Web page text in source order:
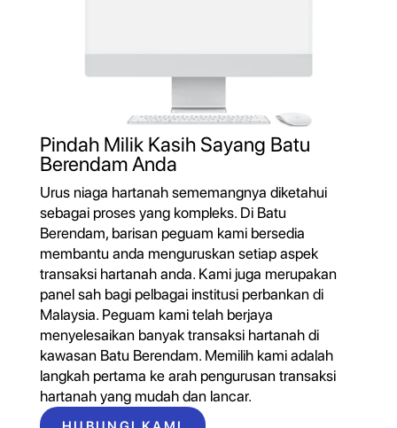
Pindah Milik Kasih Sayang Batu
Berendam Anda
Urus niaga hartanah sememangnya diketahui
sebagai proses yang kompleks. Di Batu
Berendam, barisan peguam kami bersedia
membantu anda menguruskan setiap aspek
transaksi hartanah anda. Kami juga merupakan
panel sah bagi pelbagai institusi perbankan di
Malaysia. Peguam kami telah berjaya
menyelesaikan banyak transaksi hartanah di
kawasan Batu Berendam. Memilih kami adalah
langkah pertama ke arah pengurusan transaksi
hartanah yang mudah dan lancar.